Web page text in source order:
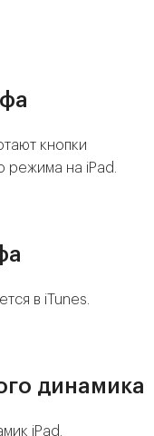
кнопки
режима на iPad.
в iTunes.
динамика
iPad.